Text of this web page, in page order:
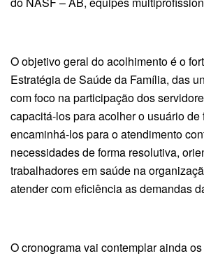
O objetivo geral do acolhimento é o
Estratégia de Saúde da Família, das
com foco na participação dos
capacitá-los para acolher o usuário de
encaminhá-los para o atendimento
necessidades de forma resolutiva,
trabalhadores em saúde na
atender com eficiência as demandas
O cronograma vai contemplar ainda